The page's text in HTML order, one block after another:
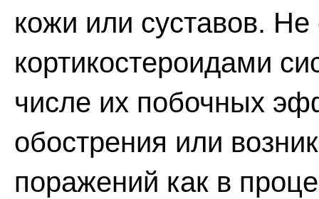
кожи или суставов. Не
кортикостероидами
числе их побочных
обострения или
поражений как в